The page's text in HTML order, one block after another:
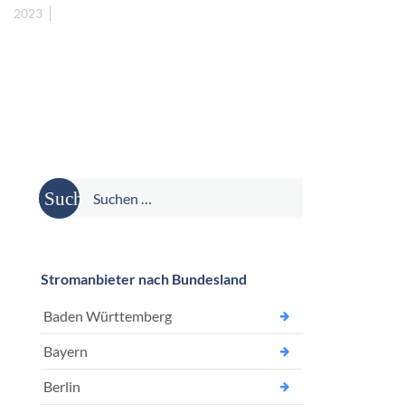
2023
Suche
nach:
Stromanbieter nach Bundesland
Baden Württemberg
Bayern
Berlin